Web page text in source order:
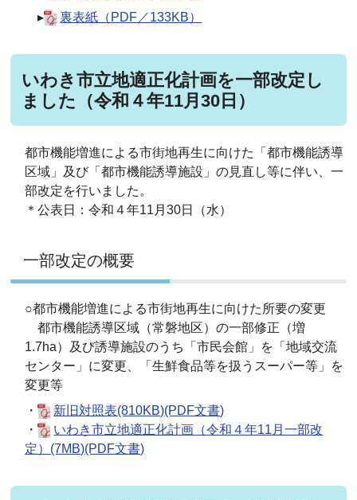
▸
裏表紙（PDF／133KB）
いわき市立地適正化計画を一部改定し
ました（令和４年11月30日）
都市機能増進による市街地再生に向けた「都市機能誘導
区域」及び「都市機能誘導施設」の見直し等に伴い、一
部改定を行いました。
＊公表日：令和４年11月30日（水）
一部改定の概要
○都市機能増進による市街地再生に向けた所要の変更
都市機能誘導区域（常磐地区）の一部修正（増
1.7ha）及び誘導施設のうち「市民会館」を「地域交流
センター」に変更、「生鮮食品等を扱うスーパー等」を
変更等
・
新旧対照表(810KB)(PDF文書)
・
いわき市立地適正化計画（令和４年11月一部改
定）(7MB)(PDF文書)